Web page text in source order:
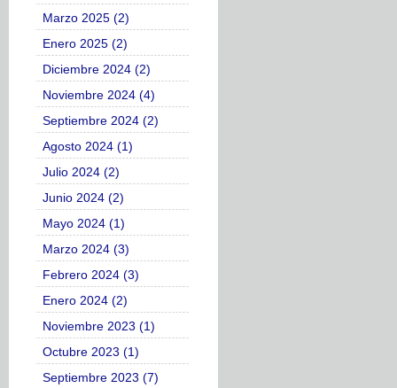
Marzo 2025 (2)
Enero 2025 (2)
Diciembre 2024 (2)
Noviembre 2024 (4)
Septiembre 2024 (2)
Agosto 2024 (1)
Julio 2024 (2)
Junio 2024 (2)
Mayo 2024 (1)
Marzo 2024 (3)
Febrero 2024 (3)
Enero 2024 (2)
Noviembre 2023 (1)
Octubre 2023 (1)
Septiembre 2023 (7)